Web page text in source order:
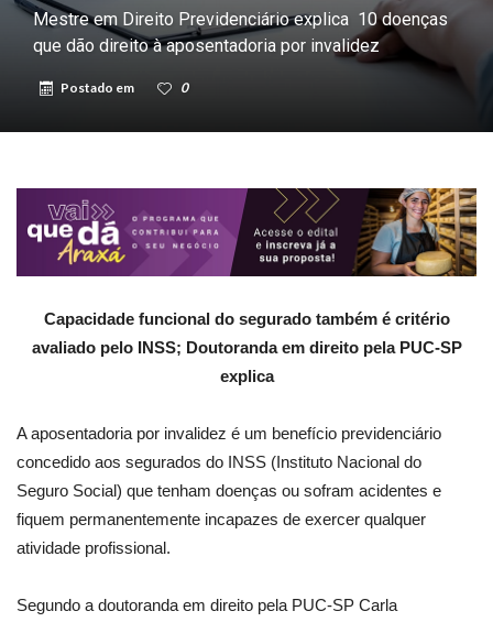
Mestre em Direito Previdenciário explica 10 doenças
que dão direito à aposentadoria por invalidez
Postado em 0
Capacidade funcional do segurado também é critério
avaliado pelo INSS; Doutoranda em direito pela PUC-SP
explica
A aposentadoria por invalidez é um benefício previdenciário
concedido aos segurados do INSS (Instituto Nacional do
Seguro Social) que tenham doenças ou sofram acidentes e
fiquem permanentemente incapazes de exercer qualquer
atividade profissional.
Segundo a doutoranda em direito pela PUC-SP Carla